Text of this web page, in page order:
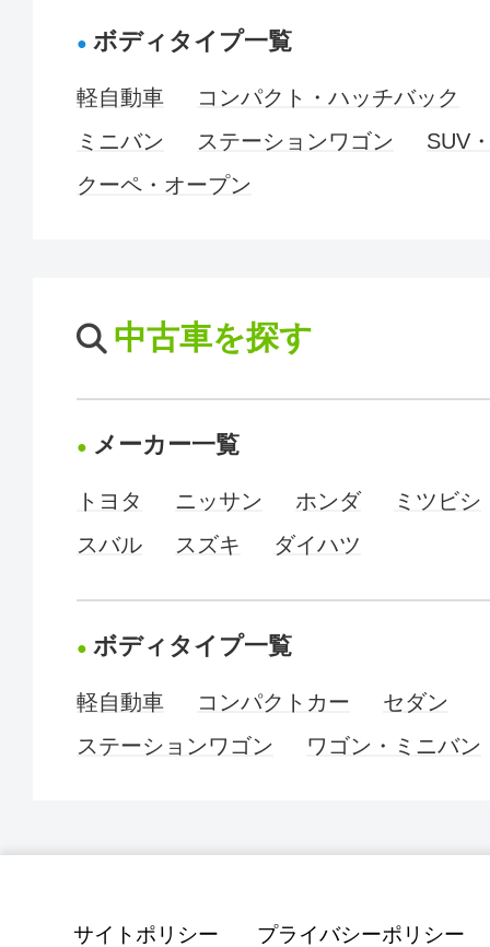
ボディタイプ一覧
軽自動車
コンパクト・ハッチバック
ミニバン
ステーションワゴン
SUV
クーペ・オープン
中古車を探す
メーカー一覧
トヨタ ニッサン ホンダ
ミツビシ
スバル
スズキ ダイハツ
ボディタイプ一覧
軽自動車 コンパクトカー
セダン
ステーションワゴン
ワゴン・ミニバン
サイトポリシー プライバシーポリシー